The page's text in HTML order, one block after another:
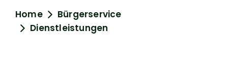
Home
Bürgerservice
Dienstleistungen